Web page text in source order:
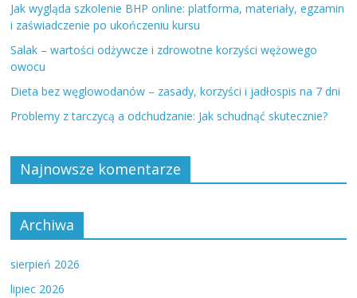
Jak wygląda szkolenie BHP online: platforma, materiały, egzamin
i zaświadczenie po ukończeniu kursu
Salak – wartości odżywcze i zdrowotne korzyści wężowego
owocu
Dieta bez węglowodanów – zasady, korzyści i jadłospis na 7 dni
Problemy z tarczycą a odchudzanie: Jak schudnąć skutecznie?
Najnowsze komentarze
Archiwa
sierpień 2026
lipiec 2026